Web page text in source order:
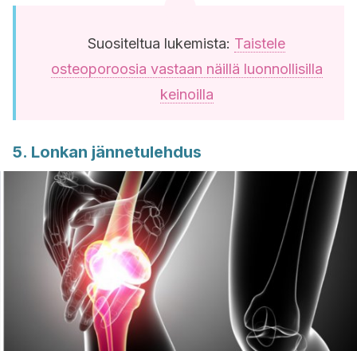
Suositeltua lukemista: Taistele
osteoporoosia vastaan näillä luonnollisilla
keinoilla
5. Lonkan jännetulehdus